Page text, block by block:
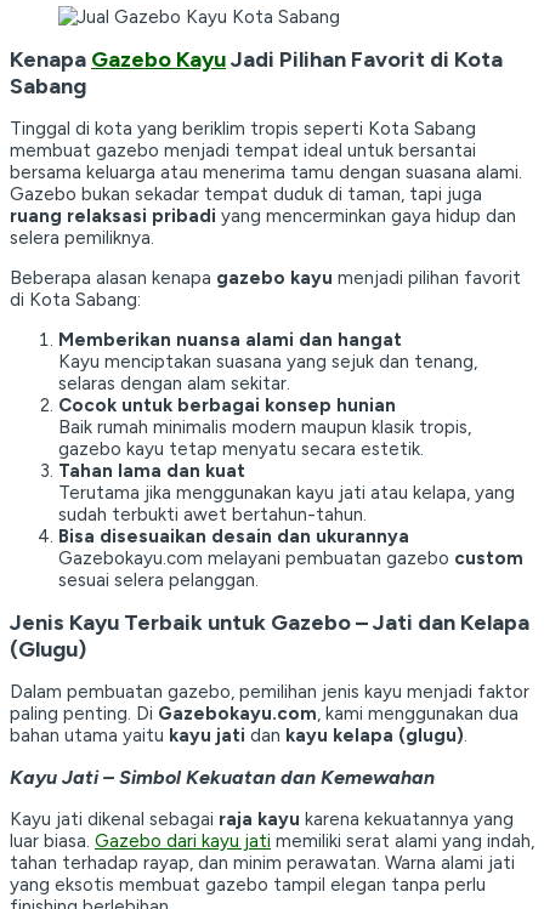
Kenapa Gazebo KayuJadi Pilihan Favorit di Kota
Sabang
Tinggal di kota yang beriklim tropis seperti Kota Sabang
membuat gazebo menjadi tempat ideal untuk bersantai
bersama keluarga atau menerima tamu dengan suasana alami.
Gazebo bukan sekadar tempat duduk di taman, tapi juga
ruang relaksasi pribadi yang mencerminkan gaya hidup dan
selera pemiliknya.
Beberapa alasan kenapa gazebo kayu menjadi pilihan favorit
di Kota Sabang:
Memberikan nuansa alami dan hangat
Kayu menciptakan suasana yang sejuk dan tenang,
selaras dengan alam sekitar.
Cocok untuk berbagai konsep hunian
Baik rumah minimalis modern maupun klasik tropis,
gazebo kayu tetap menyatu secara estetik.
Tahan lama dan kuat
Terutama jika menggunakan kayu jati atau kelapa, yang
sudah terbukti awet bertahun-tahun.
Bisa disesuaikan desain dan ukurannya
Gazebokayu.com melayani pembuatan gazebo custom
sesuai selera pelanggan.
Jenis Kayu Terbaik untuk Gazebo – Jati dan Kelapa
(Glugu)
Dalam pembuatan gazebo, pemilihan jenis kayu menjadi faktor
paling penting. Di Gazebokayu.com, kami menggunakan dua
bahan utama yaitu kayu jati dan kayu kelapa (glugu).
Kayu Jati – Simbol Kekuatan dan Kemewahan
Kayu jati dikenal sebagai raja kayu karena kekuatannya yang
luar biasa. Gazebo dari kayu jati memiliki serat alami yang indah,
tahan terhadap rayap, dan minim perawatan. Warna alami jati
yang eksotis membuat gazebo tampil elegan tanpa perlu